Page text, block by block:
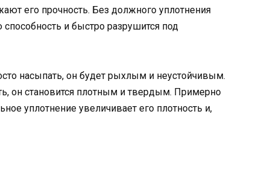
его прочность. Без должного уплотнения
и быстро разрушится под
насыпать, он будет рыхлым и неустойчивым.
он становится плотным и твердым. Примерно
уплотнение увеличивает его плотность и,